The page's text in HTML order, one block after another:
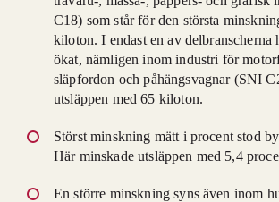
C18) som står för den största
kiloton. I endast en av delbranscherna
ökat, nämligen inom industri för
släpfordon och påhängsvagnar (SNI
utsläppen med 65 kiloton.
Störst minskning mätt i procent stod
Här minskade utsläppen med 5,4
En större minskning syns även inom